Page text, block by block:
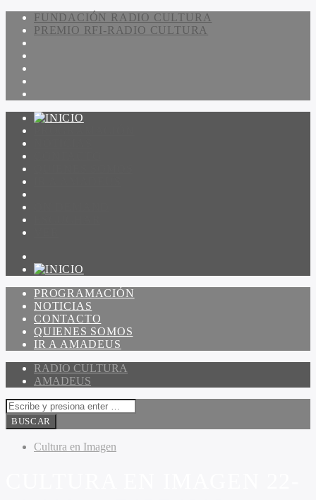
FUNDACIÓN RADIO CULTURA
PREMIO RFI-RADIO CULTURA
PROGRAMACIÓN
NOTICIAS
CONTACTO
QUIENES SOMOS
IR A AMADEUS
RADIO CULTURA
AMADEUS
Cultura en Imagen